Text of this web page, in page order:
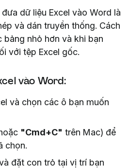
dữ liệu Excel vào Word là
và dán truyền thống. Cách
bảng nhỏ hơn và khi bạn
với tệp Excel gốc.
vào Word:
và chọn các ô bạn muốn
"Cmd+C" trên Mac) để
chọn.
đặt con trỏ tại vị trí bạn